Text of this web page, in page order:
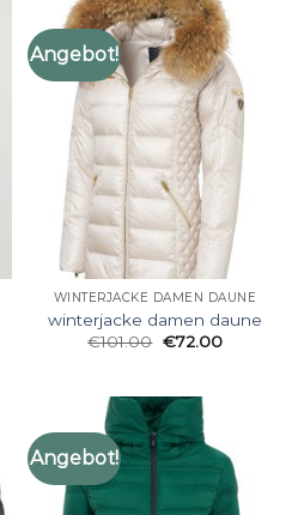
Angebot!
WINTERJACKE DAMEN DAUNE
winterjacke damen daune
€101.00 €72.00
Angebot!